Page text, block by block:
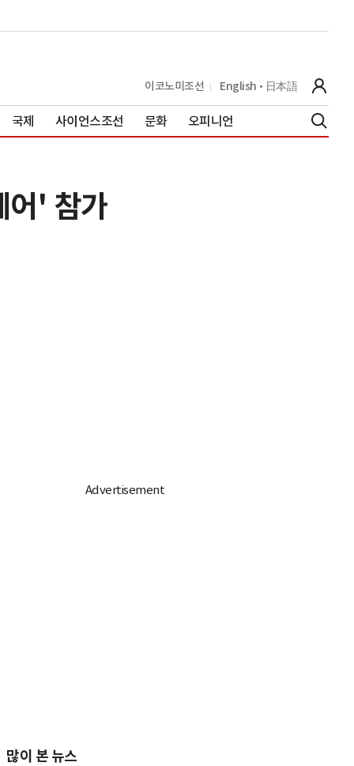
이코노미조선 English 日本語
국제 사이언스조선 문화 오피니언
어' 참가
많이 본 뉴스